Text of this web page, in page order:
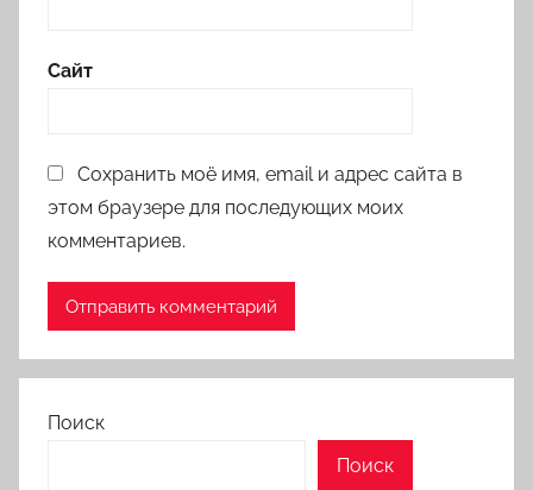
Сайт
Сохранить моё имя, email и адрес сайта в
этом браузере для последующих моих
комментариев.
Поиск
Поиск